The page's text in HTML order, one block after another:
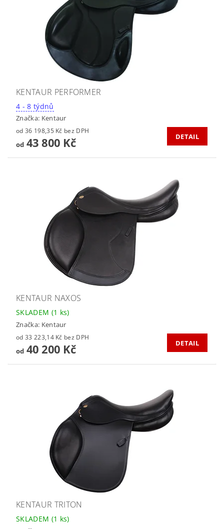
KENTAUR PERFORMER
4 - 8 týdnů
Značka: Kentaur
od 36 198,35 Kč bez DPH
od43 800 Kč DETAIL
KENTAUR NAXOS
SKLADEM (1 ks)
Značka: Kentaur
od 33 223,14 Kč bez DPH
od40 200 Kč DETAIL
KENTAUR TRITON
SKLADEM (1 ks)